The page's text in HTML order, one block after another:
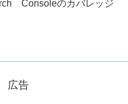
Consoleのカバレッジ
広告